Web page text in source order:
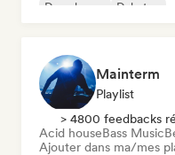
Deep house
Dubstep
Mainterm
Playlist
> 4800 feedbacks
Acid houseBass Music
Ajouter dans ma/mes